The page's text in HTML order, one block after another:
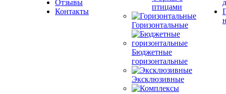
Отзывы
Контакты
птицами
Горизонтальные
Бюджетные
горизонтальные
Эксклюзивные